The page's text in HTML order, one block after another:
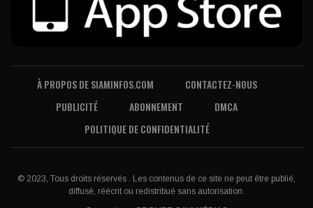
À PROPOS DE SIAMINFOS.COM
CONTACTEZ-NOUS
PUBLICITÉ
ABONNEMENT
DMCA
POLITIQUE DE CONFIDENTIALITÉ
© 2023, Tous droits réservés . Les contenus de ce site ne peut être publié,
diffusé, réécrit ou redistribué sans autorisation.